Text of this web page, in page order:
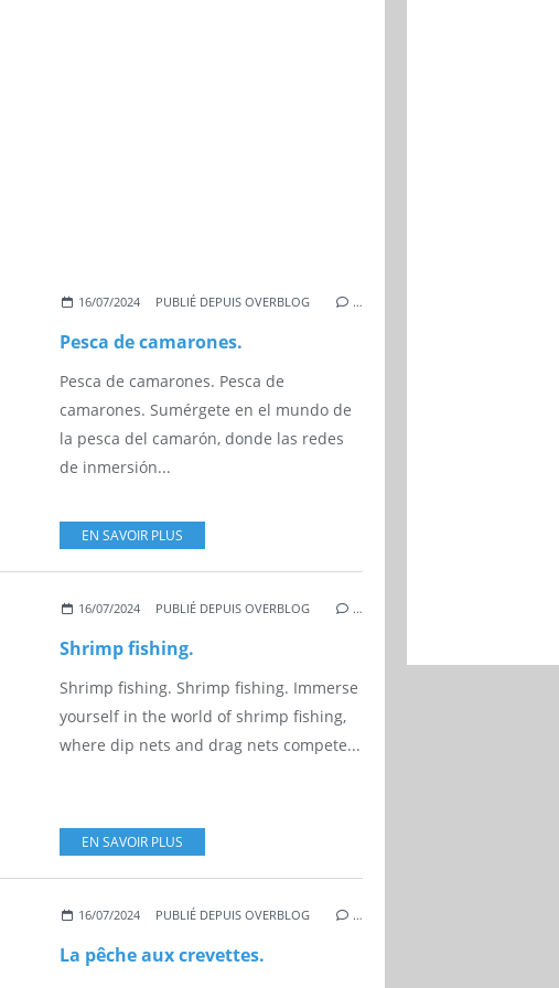
16/07/2024 PUBLIÉ DEPUIS OVERBLOG …
Pesca de camarones.
Pesca de camarones. Pesca de
camarones. Sumérgete en el mundo de
la pesca del camarón, donde las redes
de inmersión...
EN SAVOIR PLUS
16/07/2024 PUBLIÉ DEPUIS OVERBLOG …
Shrimp fishing.
Shrimp fishing. Shrimp fishing. Immerse
yourself in the world of shrimp fishing,
where dip nets and drag nets compete...
EN SAVOIR PLUS
16/07/2024 PUBLIÉ DEPUIS OVERBLOG …
La pêche aux crevettes.